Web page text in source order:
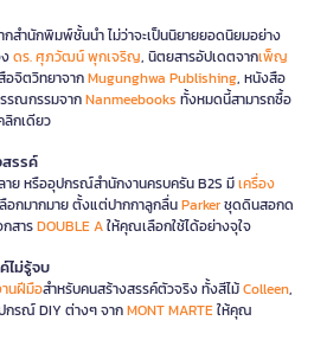
กสำนักพิมพ์ชั้นนำ ไม่ว่าจะเป็นนิยายยอดนิยมอย่าง
ดร. ศุภวัฒน์ พุกเจริญ, นิตยสารอัปเดตจากเพ็ญ
อจิตวิทยาจากMugunghwa Publishing, หนังสือ
รณกรรมจากNanmeebooks ทั้งหมดนี้สามารถซื้อ
ลิกเดียว
สรรค์
ย หรืออุปกรณ์สำนักงานครบครัน B2S มีเครื่อง
ลือกมากมาย ตั้งแต่ปากกาลูกลื่นParkerชุดดินสอกด
สารDOUBLE Aให้คุณเลือกใช้ได้อย่างจุใจ
ไม่รู้จบ
นฝีมือสำหรับคนสร้างสรรค์ตัวจริง ทั้งสีไม้Colleen,
กรณ์ DIY ต่างๆ จากMONT MARTEให้คุณ